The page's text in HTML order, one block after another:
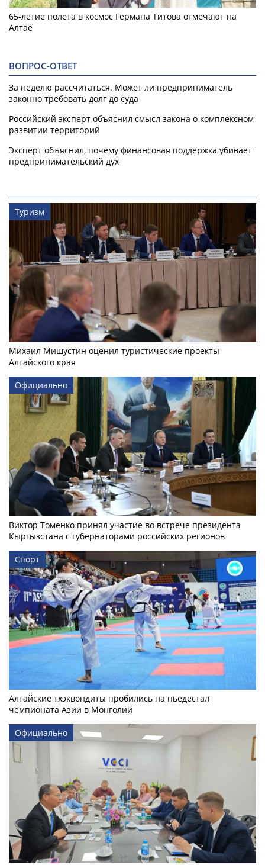
65-летие полета в космос Германа Титова отмечают на
Алтае
ВОПРОС-ОТВЕТ
За неделю рассчитаться. Может ли предприниматель
законно требовать долг до суда
Российский эксперт объяснил смысл закона о комплексном
развитии территорий
Эксперт объяснил, почему финансовая поддержка убивает
предпринимательский дух
Туризм
Михаил Мишустин оценил туристические проекты
Алтайского края
Официально
Виктор Томенко принял участие во встрече президента
Кыргызстана с губернаторами российских регионов
Спорт
Алтайские тхэквондиты пробились на пьедестал
чемпионата Азии в Монголии
Официально